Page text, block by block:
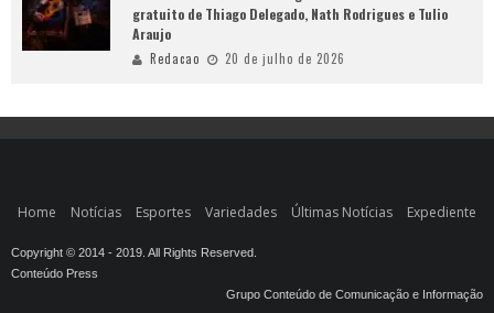
gratuito de Thiago Delegado, Nath Rodrigues e Tulio
Araujo
Redacao 20 de julho de 2026
Home Notícias Esportes Variedades Últimas Notícias Expediente
Copyright © 2014 - 2019. All Rights Reserved.
Conteúdo Press
Grupo Conteúdo de Comunicação e Informação